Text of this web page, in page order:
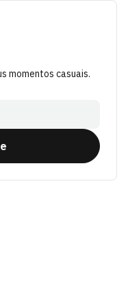
momentos casuais.